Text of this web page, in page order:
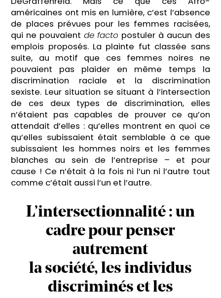
américaines ont mis en lumière, c’est l’absence
de places prévues pour les femmes racisées,
qui ne pouvaient de facto postuler à aucun des
emplois proposés. La plainte fut classée sans
suite, au motif que ces femmes noires ne
pouvaient pas plaider en même temps la
discrimination raciale et la discrimination
sexiste. Leur situation se situant à l’intersection
de ces deux types de discrimination, elles
n’étaient pas capables de prouver ce qu’on
attendait d’elles : qu’elles montrent en quoi ce
qu’elles subissaient était semblable à ce que
subissaient les hommes noirs et les femmes
blanches au sein de l’entreprise – et pour
cause ! Ce n’était à la fois ni l’un ni l’autre tout
comme c’était aussi l’un et l’autre.
L’intersectionnalité : un
cadre pour penser
autrement
la société, les individus
discriminés et les